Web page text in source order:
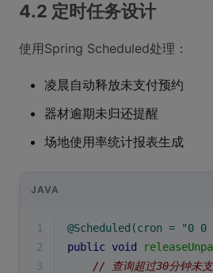
4.2 定时任务设计
使用Spring Scheduled处理：
凌晨自动释放未支付预约
器材逾期未归还提醒
场地使用率统计报表生成
JAVA
1
@Scheduled(cron = "0
2
public void
3
// 查询超过30分钟未支